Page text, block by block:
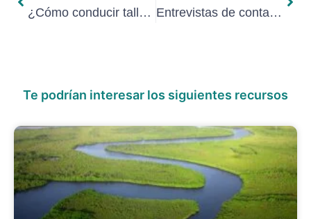
¿Cómo conducir talleres participativos con valor comunitario?
Entrevistas de contacto para explorar las percepciones personales, posiciones y opiniones de tus interlocutores.
Te podrían interesar los siguientes recursos